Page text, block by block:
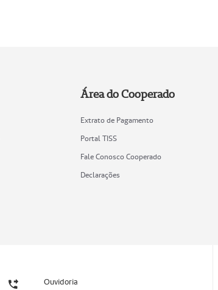
Área do Cooperado
Extrato de Pagamento
Portal TISS
Fale Conosco Cooperado
Declarações
Ouvidoria